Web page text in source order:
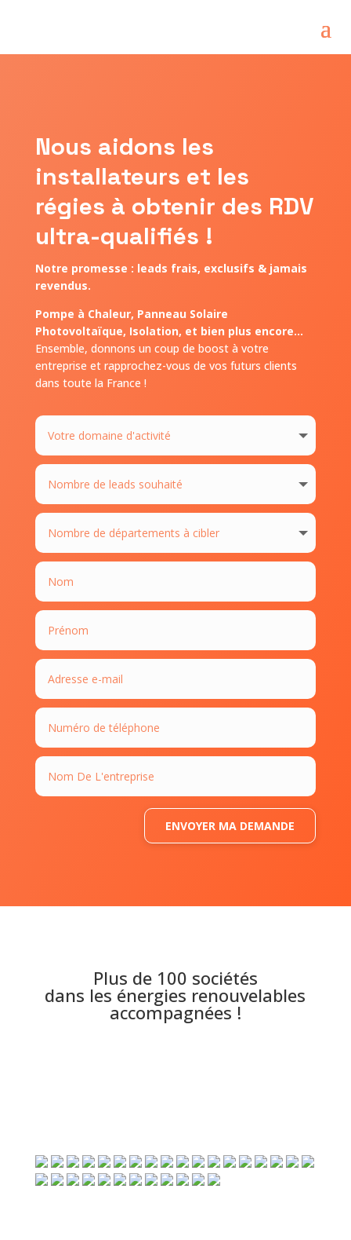
Nous aidons les
installateurs et les
régies à obtenir des RDV
ultra-qualifiés !
Notre promesse : leads frais, exclusifs & jamais
revendus.
Pompe à Chaleur, Panneau Solaire
Photovoltaïque, Isolation, et bien plus encore...
Ensemble, donnons un coup de boost à votre
entreprise et rapprochez-vous de vos futurs clients
dans toute la France !
ENVOYER MA DEMANDE
Plus de 100 sociétés
dans les énergies renouvelables
accompagnées !